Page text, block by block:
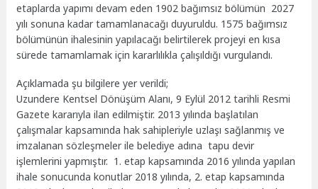
etaplarda yapımı devam eden 1902 bağımsız bölümün 2027
yılı sonuna kadar tamamlanacağı duyuruldu. 1575 bağımsız
bölümünün ihalesinin yapılacağı belirtilerek projeyi en kısa
sürede tamamlamak için kararlılıkla çalışıldığı vurgulandı.
Açıklamada şu bilgilere yer verildi;
Uzundere Kentsel Dönüşüm Alanı, 9 Eylül 2012 tarihli Resmi
Gazete kararıyla ilan edilmiştir. 2013 yılında başlatılan
çalışmalar kapsamında hak sahipleriyle uzlaşı sağlanmış ve
imzalanan sözleşmeler ile belediye adına tapu devir
işlemlerini yapmıştır. 1. etap kapsamında 2016 yılında yapılan
ihale sonucunda konutlar 2018 yılında, 2. etap kapsamında